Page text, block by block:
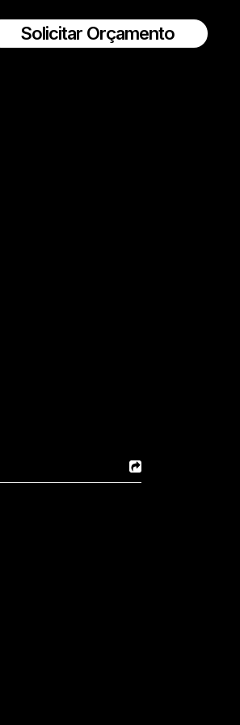
Solicitar Orçamento